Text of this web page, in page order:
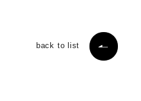
back to list